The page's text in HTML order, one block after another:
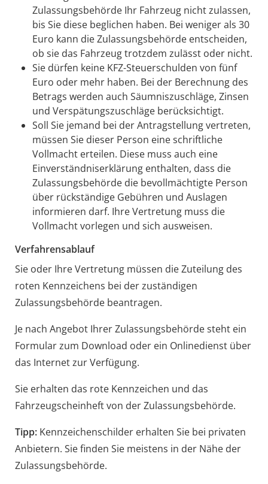
Zulassungsbehörde Ihr Fahrzeug nicht zulassen,
bis Sie diese beglichen haben. Bei weniger als 30
Euro kann die Zulassungsbehörde entscheiden,
ob sie das Fahrzeug trotzdem zulässt oder nicht.
Sie dürfen keine KFZ-Steuerschulden von fünf
Euro oder mehr haben. Bei der Berechnung des
Betrags werden auch Säumniszuschläge, Zinsen
und Verspätungszuschläge berücksichtigt.
Soll Sie jemand bei der Antragstellung vertreten,
müssen Sie dieser Person eine schriftliche
Vollmacht erteilen. Diese muss auch eine
Einverständniserklärung enthalten, dass die
Zulassungsbehörde die bevollmächtigte Person
über rückständige Gebühren und Auslagen
informieren darf. Ihre Vertretung muss die
Vollmacht vorlegen und sich ausweisen.
Verfahrensablauf
Sie oder Ihre Vertretung müssen die Zuteilung des
roten Kennzeichens bei der zuständigen
Zulassungsbehörde beantragen.
Je nach Angebot Ihrer Zulassungsbehörde steht ein
Formular zum Download oder ein Onlinedienst über
das Internet zur Verfügung.
Sie erhalten das rote Kennzeichen und das
Fahrzeugscheinheft von der Zulassungsbehörde.
Tipp:Kennzeichenschilder erhalten Sie bei privaten
Anbietern. Sie finden Sie meistens in der Nähe der
Zulassungsbehörde.